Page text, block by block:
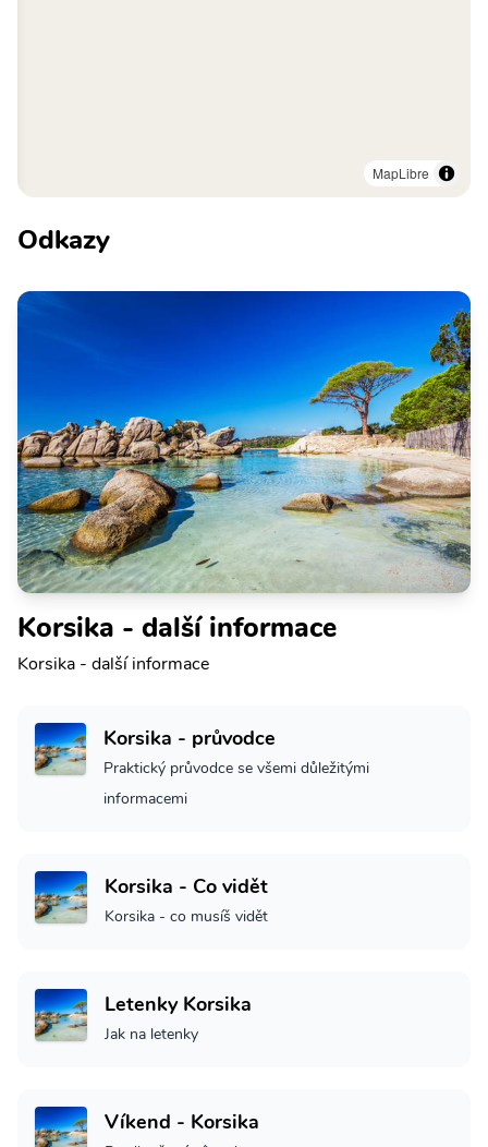
MapLibre
Odkazy
Korsika - další informace
Korsika - další informace
Korsika - průvodce
Praktický průvodce se všemi důležitými
informacemi
Korsika - Co vidět
Korsika - co musíš vidět
Letenky Korsika
Jak na letenky
Víkend - Korsika